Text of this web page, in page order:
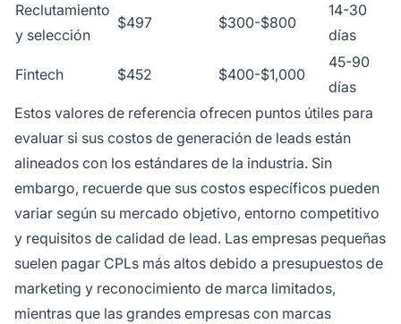
Reclutamiento
y selección
$497 $300-$800
14-30
días
Fintech $452 $400-$1,000
45-90
días
Estos valores de referencia ofrecen puntos útiles para
evaluar si sus costos de generación de leads están
alineados con los estándares de la industria. Sin
embargo, recuerde que sus costos específicos pueden
variar según su mercado objetivo, entorno competitivo
y requisitos de calidad de lead. Las empresas pequeñas
suelen pagar CPLs más altos debido a presupuestos de
marketing y reconocimiento de marca limitados,
mientras que las grandes empresas con marcas